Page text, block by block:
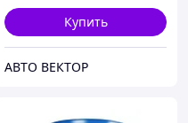
Купить
АВТО ВЕКТОР